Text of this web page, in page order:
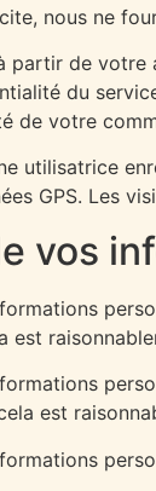
nous ne
partir de
du
de votre
utilisatrice
GPS. Les
vos
est
est